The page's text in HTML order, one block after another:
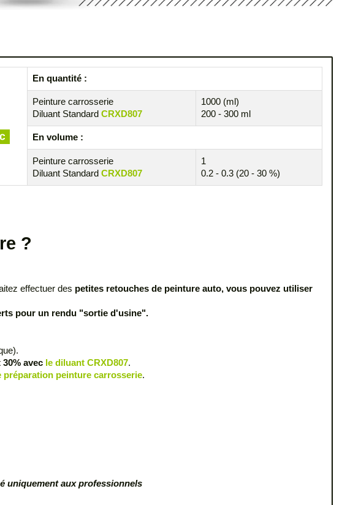
En quantité :
Peinture carrosserie
Diluant Standard CRXD807
1000 (ml)
200 - 300 ml
En volume :
Peinture carrosserie
Diluant Standard CRXD807
1
0.2 - 0.3 (20 - 30 %)
?
effectuer des petites retouches de peinture auto, vous pouvez utiliser
pour un rendu "sortie d'usine".
avec le diluant CRXD807.
préparation peinture carrosserie.
uniquement aux professionnels